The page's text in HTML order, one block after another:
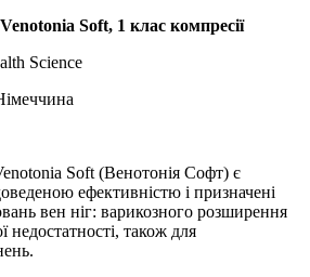
Soft, 1 клас компресії
Science
Soft (Венотонія Софт) є
ефективністю і призначені
вен ніг: варикозного розширення
недостатності, також для